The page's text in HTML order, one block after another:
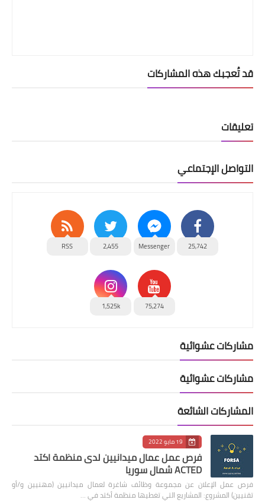
قد تُعجبك هذه المشاركات
تعليقات
التواصل الإجتماعي
25,742
Messenger
2,455
RSS
75,274
1,525k
مشاركات عشوائية
مشاركات عشوائية
المشاركات الشائعة
19 مايو 2022
فرص عمل عمال ميدانيين لدى منظمة اكتد
ACTED شمال سوريا
فرص عمل الإعلان عن مجموعة وظائف شاغرة لعمال ميدانيين (مهنيين و/أو
تقنيين) المشروع: المشاريع التي تغطيها منظمة أكتد في …